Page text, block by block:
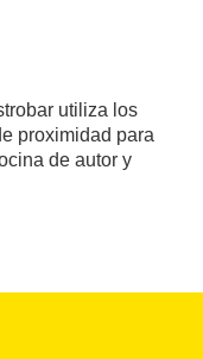
utiliza los
proximidad para
de autor y